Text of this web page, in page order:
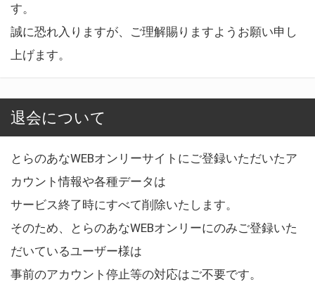
す。
誠に恐れ入りますが、ご理解賜りますようお願い申し
上げます。
退会について
とらのあなWEBオンリーサイトにご登録いただいたア
カウント情報や各種データは
サービス終了時にすべて削除いたします。
そのため、とらのあなWEBオンリーにのみご登録いた
だいているユーザー様は
事前のアカウント停止等の対応はご不要です。